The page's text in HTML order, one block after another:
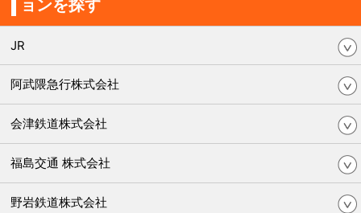
ョンを探す
JR
阿武隈急行株式会社
会津鉄道株式会社
福島交通 株式会社
野岩鉄道株式会社